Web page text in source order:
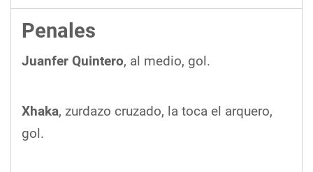
Penales
Juanfer Quintero, al medio, gol.
Xhaka, zurdazo cruzado, la toca el arquero,
gol.